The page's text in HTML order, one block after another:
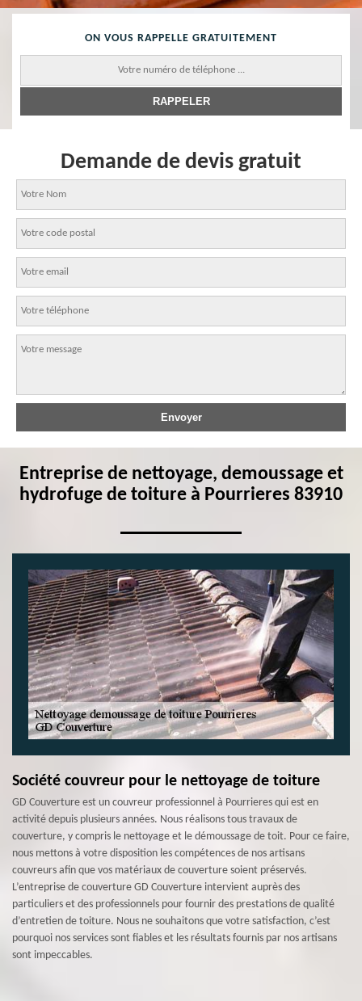
ON VOUS RAPPELLE GRATUITEMENT
Demande de devis gratuit
Entreprise de nettoyage, demoussage et
hydrofuge de toiture à Pourrieres 83910
Société couvreur pour le nettoyage de toiture
GD Couverture est un couvreur professionnel à Pourrieres qui est en
activité depuis plusieurs années. Nous réalisons tous travaux de
couverture, y compris le nettoyage et le démoussage de toit. Pour ce faire,
nous mettons à votre disposition les compétences de nos artisans
couvreurs afin que vos matériaux de couverture soient préservés.
L’entreprise de couverture GD Couverture intervient auprès des
particuliers et des professionnels pour fournir des prestations de qualité
d’entretien de toiture. Nous ne souhaitons que votre satisfaction, c’est
pourquoi nos services sont fiables et les résultats fournis par nos artisans
sont impeccables.